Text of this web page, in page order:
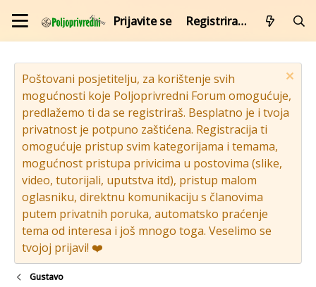
Prijavite se Registrirajte se
Poštovani posjetitelju, za korištenje svih
mogućnosti koje Poljoprivredni Forum omogućuje,
predlažemo ti da se registriraš. Besplatno je i tvoja
privatnost je potpuno zaštićena. Registracija ti
omogućuje pristup svim kategorijama i temama,
mogućnost pristupa privicima u postovima (slike,
video, tutorijali, uputstva itd), pristup malom
oglasniku, direktnu komunikaciju s članovima
putem privatnih poruka, automatsko praćenje
tema od interesa i još mnogo toga. Veselimo se
tvojoj prijavi! ❤️
Gustavo